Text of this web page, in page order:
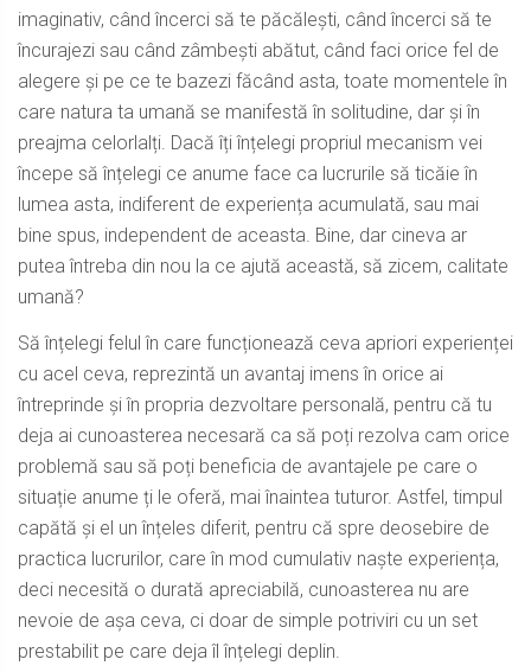
imaginativ, când încerci să te păcălești, când încerci să te
încurajezi sau când zâmbești abătut, când faci orice fel de
alegere și pe ce te bazezi făcând asta, toate momentele în
care natura ta umană se manifestă în solitudine, dar și în
preajma celorlalți. Dacă îți înțelegi propriul mecanism vei
începe să înțelegi ce anume face ca lucrurile să ticăie în
lumea asta, indiferent de experiența acumulată, sau mai
bine spus, independent de aceasta. Bine, dar cineva ar
putea întreba din nou la ce ajută această, să zicem, calitate
umană?
Să înțelegi felul în care funcționează ceva apriori experienței
cu acel ceva, reprezintă un avantaj imens în orice ai
întreprinde și în propria dezvoltare personală, pentru că tu
deja ai cunoasterea necesară ca să poți rezolva cam orice
problemă sau să poți beneficia de avantajele pe care o
situație anume ți le oferă, mai înaintea tuturor. Astfel, timpul
capătă și el un înțeles diferit, pentru că spre deosebire de
practica lucrurilor, care în mod cumulativ naște experiența,
deci necesită o durată apreciabilă, cunoasterea nu are
nevoie de așa ceva, ci doar de simple potriviri cu un set
prestabilit pe care deja îl înțelegi deplin.